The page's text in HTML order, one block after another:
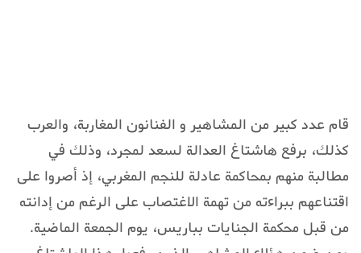
قام عدد كبير من المشاهير و الفنانون المغاربة، والعرب
كذلك، برفع هاشتاغ العدالة لسعد لمجرد، وذلك في
مطالبة منهم بمحاكمة عادلة للنجم المغربي، إذ أصروا على
اقتناعهم ببراءته من تهمة الاغتصاب على الرغم من إدانته
من قبل محكمة الجنايات بباريس، يوم الجمعة الماضية.